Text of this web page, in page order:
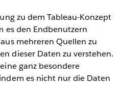
zu dem Tableau-Konzept
es den Endbenutzern
mehreren Quellen zu
dieser Daten zu verstehen.
ganz besondere
es nicht nur die Daten